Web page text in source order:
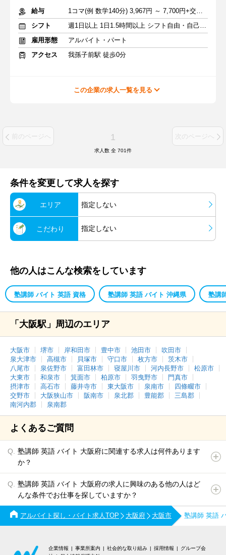
給与
1コマ(例 数学140分) 3,967円 ～ 7,700円+交通費支給
シフト
週1日以上 1日1.5時間以上 シフト自由・自己申告
雇用形態
アルバイト・パート
アクセス
我孫子前駅 徒歩0分
この企業の求人一覧を見る
前のページへ 1 次のページへ
求人数 全 701件
条件を変更して求人を探す
エリア 指定しない
こだわり 指定しない
他の人はこんな検索をしています
塾講師 バイト 英語 資格 塾講師 英語 バイト 沖縄県 塾講
「大阪駅」周辺のエリア
大阪市 堺市 岸和田市 豊中市 池田市
吹田市
泉大津市
高槻市 貝塚市 守口市 枚方市
茨木市
八尾市
泉佐野市 富田林市 寝屋川市 河内長野市
松原市
大東市
和泉市 箕面市 柏原市 羽曳野市
門真市
摂津市
高石市 藤井寺市 東大阪市 泉南市
四條畷市
交野市
大阪狭山市 阪南市 泉北郡 豊能郡
三島郡
南河内郡
泉南郡
よくあるご質問
塾講師 英語 バイト 大阪府に関連する求人は何件あります
か？
塾講師 英語 バイト 大阪府の求人に興味のある他の人はど
んな条件でお仕事を探していますか？
アルバイト探し・バイト求人TOP 大阪府 大阪市 塾講師 英語
企業情報 事業所案内 社会的な取り組み 採用情報
グループ会